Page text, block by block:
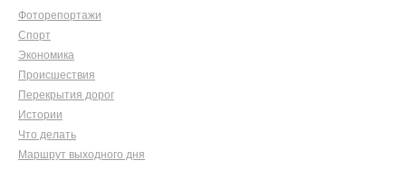
Фоторепортажи
Спорт
Экономика
Происшествия
Перекрытия дорог
Истории
Что делать
Маршрут выходного дня